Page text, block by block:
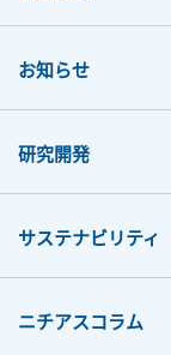
お知らせ
研究開発
サステナビリティ
ニチアスコラム